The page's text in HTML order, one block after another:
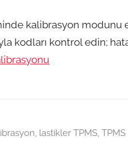
kalibrasyon modunu
kodları kontrol edin;
, lastikler TPMS,